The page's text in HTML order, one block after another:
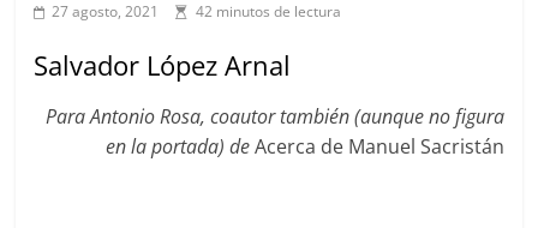
27 agosto, 2021 42 minutos de lectura
Salvador López Arnal
Para Antonio Rosa, coautor también (aunque no figura
en la portada) deAcerca de Manuel Sacristán